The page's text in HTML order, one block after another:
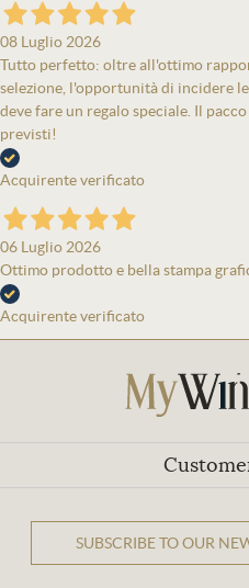
08 Luglio 2026
Tutto perfetto: oltre all'ottimo
selezione, l'opportunità di incidere
deve fare un regalo speciale. Il
previsti!
Acquirente verificato
06 Luglio 2026
Ottimo prodotto e bella stampa
Acquirente verificato
SUBSCRIBE TO OUR